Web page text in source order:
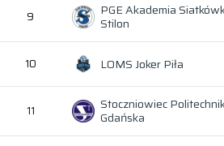
9 PGE Akademia
Stilon
10 LOMS Joker Piła
11 Stoczniowiec
Gdańska